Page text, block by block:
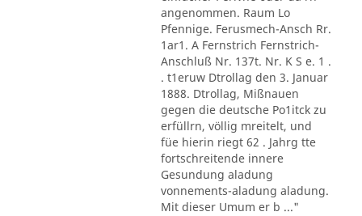
angenommen. Raum Lo
Pfennige. Ferusmech-Ansch Rr.
1ar1. A Fernstrich Fernstrich-
Anschluß Nr. 137t. Nr. K S e. 1 .
. t1eruw Dtrollag den 3. Januar
1888. Dtrollag, Mißnauen
gegen die deutsche Po1itck zu
erfüllrn, völlig mreitelt, und
füe hierin riegt 62 . Jahrg tte
fortschreitende innere
Gesundung aladung
vonnements-aladung aladung.
Mit dieser Umum er b ..."